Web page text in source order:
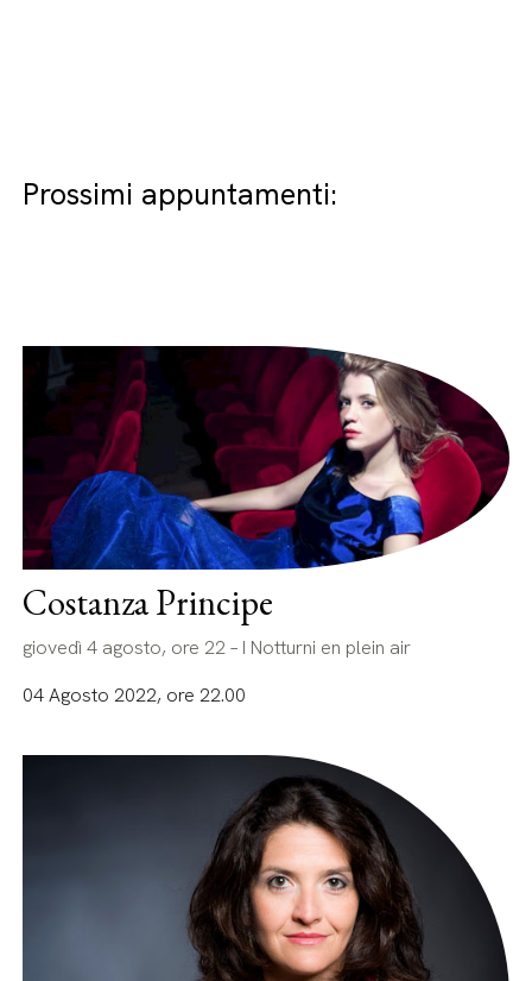
Prossimi appuntamenti:
Costanza Principe
giovedì 4 agosto, ore 22 – I Notturni en plein air
04 Agosto 2022, ore 22.00